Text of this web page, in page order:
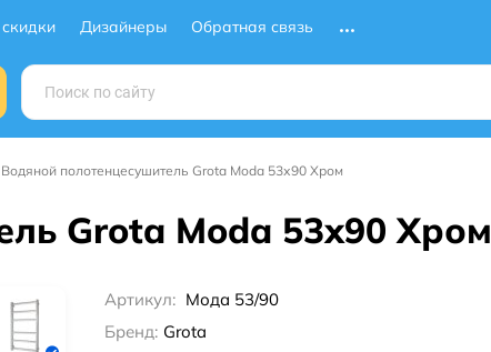
Дизайнеры Обратная связь
Водяной полотенцесушитель Grota Moda 53х90 Хром
Grota Moda 53х90 Хром
Артикул: Мода 53/90
Бренд: Grota